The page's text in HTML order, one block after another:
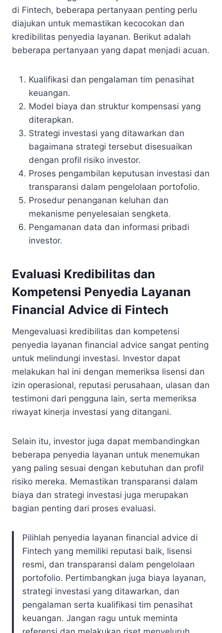
di Fintech, beberapa pertanyaan penting perlu
diajukan untuk memastikan kecocokan dan
kredibilitas penyedia layanan. Berikut adalah
beberapa pertanyaan yang dapat menjadi acuan.
Kualifikasi dan pengalaman tim penasihat
keuangan.
Model biaya dan struktur kompensasi yang
diterapkan.
Strategi investasi yang ditawarkan dan
bagaimana strategi tersebut disesuaikan
dengan profil risiko investor.
Proses pengambilan keputusan investasi dan
transparansi dalam pengelolaan portofolio.
Prosedur penanganan keluhan dan
mekanisme penyelesaian sengketa.
Pengamanan data dan informasi pribadi
investor.
Evaluasi Kredibilitas dan
Kompetensi Penyedia Layanan
Financial Advice di Fintech
Mengevaluasi kredibilitas dan kompetensi
penyedia layanan financial advice sangat penting
untuk melindungi investasi. Investor dapat
melakukan hal ini dengan memeriksa lisensi dan
izin operasional, reputasi perusahaan, ulasan dan
testimoni dari pengguna lain, serta memeriksa
riwayat kinerja investasi yang ditangani.
Selain itu, investor juga dapat membandingkan
beberapa penyedia layanan untuk menemukan
yang paling sesuai dengan kebutuhan dan profil
risiko mereka. Memastikan transparansi dalam
biaya dan strategi investasi juga merupakan
bagian penting dari proses evaluasi.
Pilihlah penyedia layanan financial advice di
Fintech yang memiliki reputasi baik, lisensi
resmi, dan transparansi dalam pengelolaan
portofolio. Pertimbangkan juga biaya layanan,
strategi investasi yang ditawarkan, dan
pengalaman serta kualifikasi tim penasihat
keuangan. Jangan ragu untuk meminta